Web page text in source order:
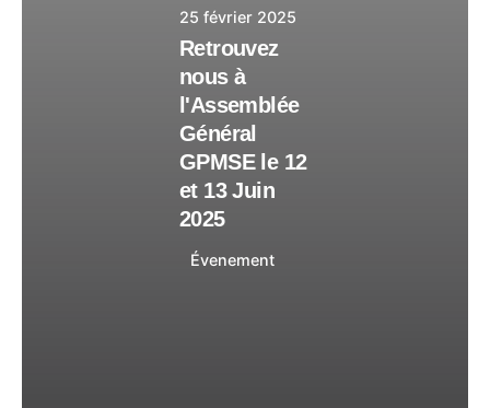
25 février 2025
Retrouvez
nous à
l'Assemblée
Général
GPMSE le 12
et 13 Juin
2025
Évenement